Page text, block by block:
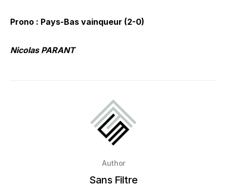
Prono : Pays-Bas vainqueur (2-0)
Nicolas PARANT
Author
Sans Filtre